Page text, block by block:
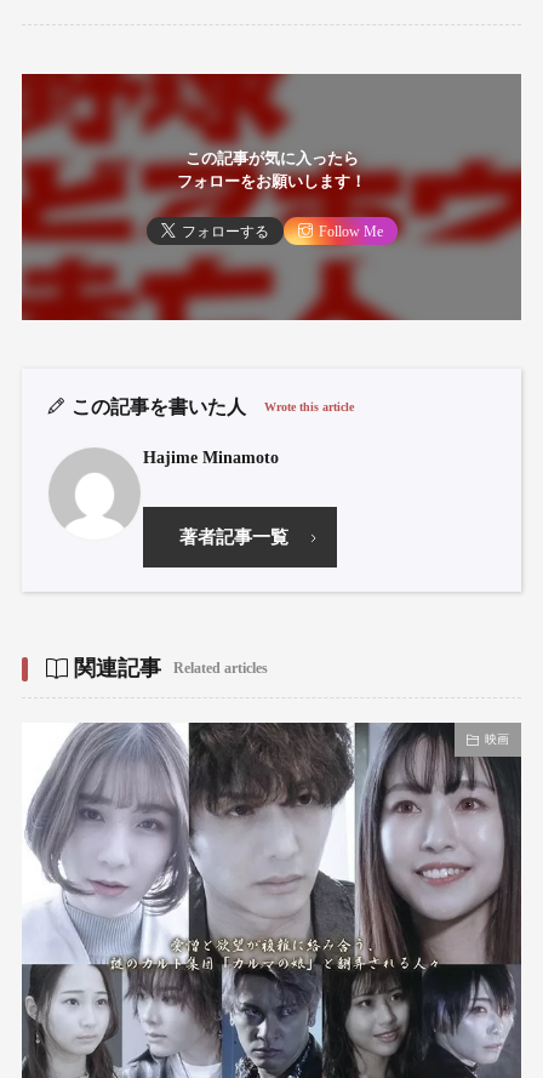
この記事が気に入ったら
フォローをお願いします！
フォローする Follow Me
この記事を書いた人 Wrote this article
Hajime Minamoto
著者記事一覧
関連記事 Related articles
映画